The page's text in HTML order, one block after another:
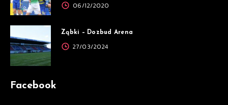
06/12/2020
Ząbki – Dozbud Arena
27/03/2024
Facebook